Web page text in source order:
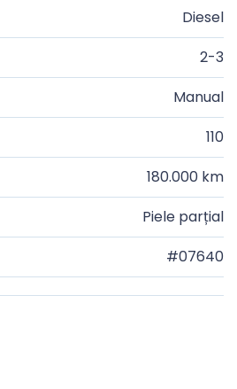
Diesel
2-3
Manual
110
180.000 km
Piele parțial
#07640